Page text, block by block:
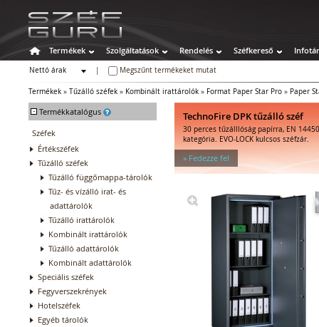
Termékek Szolgáltatások Rendelés Széfkereső Infotár
Nettó árak
Megszűnt termékeket mutat
Termékek » Tűzálló széfek » Kombinált irattárolók » Format Paper Star Pro » Paper
- Termékkatalógus
Széfek
Értékszéfek
Tűzálló széfek
Tűzálló függőmappa-tárolók
Tűz- és vízálló irat- és
adattárolók
Tűzálló irattárolók
Kombinált irattárolók
Tűzálló adattárolók
Kombinált adattárolók
Speciális széfek
Fegyverszekrények
Hotelszéfek
Egyéb tárolók
TechnoFire DPK tűzálló széf
30 perces tűzálllóság papírra, EN
kategória. EVO-LOCK kulcsos széfzár.
» Fedezze fel